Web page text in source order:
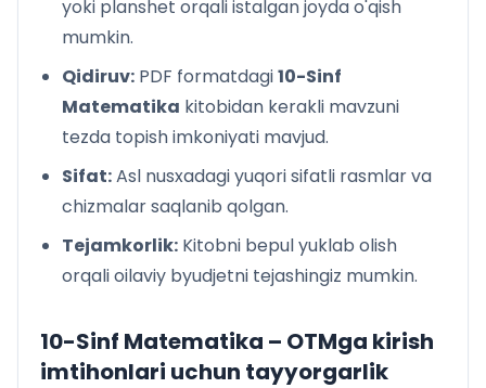
yoki planshet orqali istalgan joyda o'qish
mumkin.
Qidiruv: PDF formatdagi10-Sinf
Matematika kitobidan kerakli mavzuni
tezda topish imkoniyati mavjud.
Sifat:Asl nusxadagi yuqori sifatli rasmlar va
chizmalar saqlanib qolgan.
Tejamkorlik: Kitobni bepul yuklab olish
orqali oilaviy byudjetni tejashingiz mumkin.
10-Sinf Matematika – OTMga kirish
imtihonlari uchun tayyorgarlik